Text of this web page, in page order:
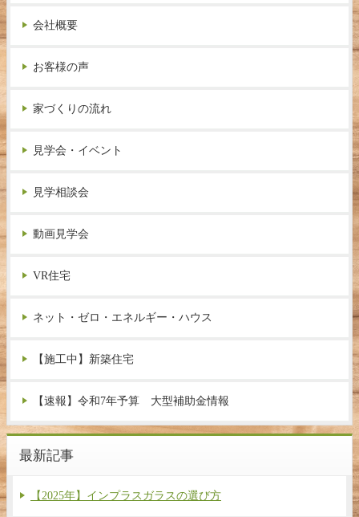
会社概要
お客様の声
家づくりの流れ
見学会・イベント
見学相談会
動画見学会
VR住宅
ネット・ゼロ・エネルギー・ハウス
【施工中】新築住宅
【速報】令和7年予算 大型補助金情報
最新記事
【2025年】インプラスガラスの選び方